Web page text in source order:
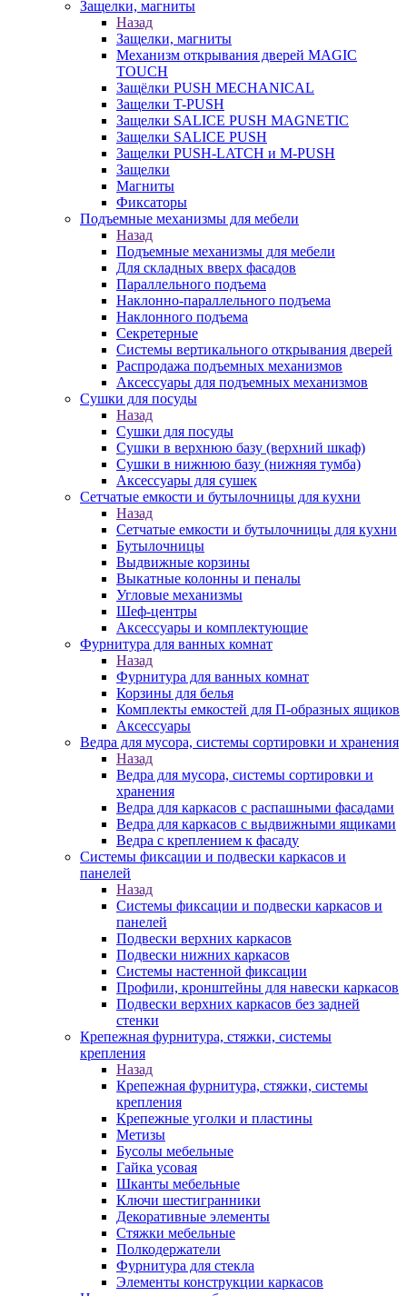
Защелки, магниты
Назад
Защелки, магниты
Механизм открывания дверей MAGIC
TOUCH
Защёлки PUSH MECHANICAL
Защелки T-PUSH
Защелки SALICE PUSH MAGNETIC
Защелки SALICE PUSH
Защелки PUSH-LATCH и M-PUSH
Защелки
Магниты
Фиксаторы
Подъемные механизмы для мебели
Назад
Подъемные механизмы для мебели
Для складных вверх фасадов
Параллельного подъема
Наклонно-параллельного подъема
Наклонного подъема
Секретерные
Системы вертикального открывания дверей
Распродажа подъемных механизмов
Аксессуары для подъемных механизмов
Сушки для посуды
Назад
Сушки для посуды
Сушки в верхнюю базу (верхний шкаф)
Сушки в нижнюю базу (нижняя тумба)
Аксессуары для сушек
Сетчатые емкости и бутылочницы для кухни
Назад
Сетчатые емкости и бутылочницы для кухни
Бутылочницы
Выдвижные корзины
Выкатные колонны и пеналы
Угловые механизмы
Шеф-центры
Аксессуары и комплектующие
Фурнитура для ванных комнат
Назад
Фурнитура для ванных комнат
Корзины для белья
Комплекты емкостей для П-образных ящиков
Аксессуары
Ведра для мусора, системы сортировки и хранения
Назад
Ведра для мусора, системы сортировки и
хранения
Ведра для каркасов с распашными фасадами
Ведра для каркасов с выдвижными ящиками
Ведра с креплением к фасаду
Системы фиксации и подвески каркасов и
панелей
Назад
Системы фиксации и подвески каркасов и
панелей
Подвески верхних каркасов
Подвески нижних каркасов
Системы настенной фиксации
Профили, кронштейны для навески каркасов
Подвески верхних каркасов без задней
стенки
Крепежная фурнитура, стяжки, системы
крепления
Назад
Крепежная фурнитура, стяжки, системы
крепления
Крепежные уголки и пластины
Метизы
Бусолы мебельные
Гайка усовая
Шканты мебельные
Ключи шестигранники
Декоративные элементы
Стяжки мебельные
Полкодержатели
Фурнитура для стекла
Элементы конструкции каркасов